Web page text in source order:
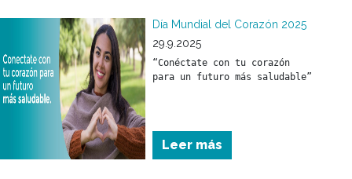
buena capacidad de
irán adquiriendo por
imitación y propio
desarrollo.
Día Mundial del Corazón 2025
29.9.2025
“Conéctate con tu corazón
para un futuro más saludable”
Leer más